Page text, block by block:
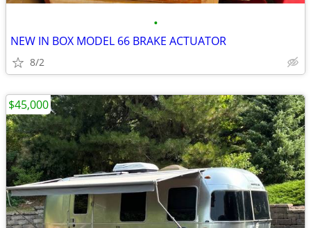
•
NEW IN BOX MODEL 66 BRAKE ACTUATOR
8/2
$45,000